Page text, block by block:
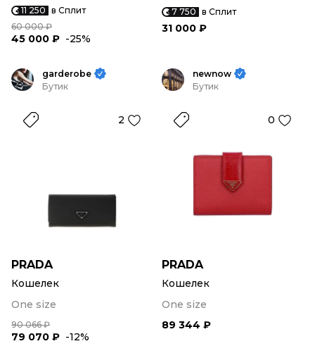
11 250 в Сплит
60 000 ₽
45 000 ₽ -25%
7 750 в Сплит
31 000 ₽
garderobe
Бутик
2
PRADA
Кошелек
One size
90 066 ₽
79 070 ₽ -12%
newnow
Бутик
0
PRADA
Кошелек
One size
89 344 ₽